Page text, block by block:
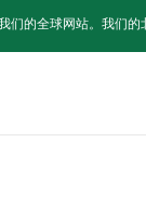
们的全球网站。我们的